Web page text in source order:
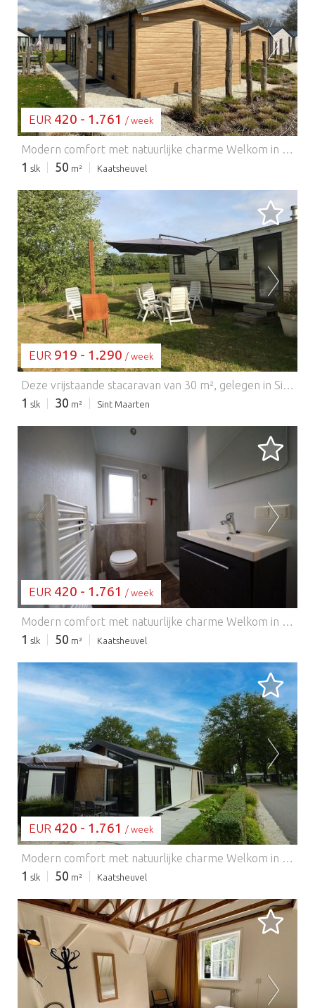
BEZIG MET LADEN...
EUR 420 - 1.761 / week
Modern comfort met natuurlijke charme Welkom in uw gezellige, moderne chalet in het hart van Resort Kaatsheuvel! Deze stijlvolle gelijkvloerse woning biedt een licht interieur, een strakke open keuken met alle benodigdheden – inclusief een vaatwasser en combimagnetron – en een ontspannen woonkamer met een flatscreen-tv. Twee uitnodigende slaapkamers bieden flexibele slaapmogelijkheden voor stellen, vrienden of kleine gezinnen. Buiten kunt u ontspannen op uw privéterras of genieten van maaltijden in de rustige tuin. Centrale parkeergelegenheid en gratis wifi dragen bij aan een zorgeloos verblijf. Loop naar de Efteling, verblijf voor de natuur Op slechts 2 km van het magische pretpark De Efteling is deze woning de perfecte uitvalsbasis voor onvergetelijke avonturen. Ontdek naast de attracties en sprookjes de schilderachtige wandelpaden in Nationaal Park Loonse en Drunense Duinen – ideaal voor lange natuurwandelingen met uw trouwe viervoeter. De omgeving verwelkomt viervoeters, met losloopgebieden en huisdiervriendelijke cafés zoals "Brasserie Woods" en "Het Witte Paard" in de buurt. Of u nu door de duinen wandelt of ontspant in de tuin, dit is een oase van rust voor zowel mens als hond. Eten, plezier en huisdiervriendelijke voorzieningen Zin in lokale smaken? Geniet van huisdiervriendelijke terrassen en hartige Nederlandse gerechten in het gezellige centrum van Kaatsheuvel, op slechts een paar minuten afstand. Probeer "De Molen" voor klassieke pannenkoeken of "Eetcafé Kandinsky" voor een ontspannen sfeer. Terug in het resort vindt u binnen- en buitenzwembaden, terwijl het binnenzwembad perfect is voor een snelle duik. EuroParcs kan voor gasten die in een vakantiehuis verblijven een borgsom vragen vóór aankomst. Na vertrek wordt de accommodatie geïnspecteerd en wordt de borg binnen ongeveer drie weken terugbetaald, mits er geen schade, ontbrekende spullen of overlast wordt geconstateerd. Indien nodig kunnen extra kosten in rekening worden gebracht. Gasten worden vriendelijk verzocht de huisregels te volgen en respect te tonen voor andere gasten om een vlotte terugbetaling te garanderen. Houd er rekening mee dat tijdens grote evenementen en festivals een hogere borgsom kan worden gevraagd.
1 slk 50 m² Kaatsheuvel
BEZIG MET LADEN...
EUR 919 - 1.290 / week
Deze vrijstaande stacaravan van 30 m², gelegen in Sint Maartensvlotbrug, biedt een gezellig en privé toevluchtsoord aan de kust voor maximaal twee personen. Omgeven door een eigen tuin en terras, is de accommodatie ideaal voor stellen die op zoek zijn naar een rustig uitje dicht bij de Nederlandse kust. Honden zijn op aanvraag welkom, waardoor het een uitstekende keuze is voor huisdierbezitters. Het interieur is efficiënt ontworpen om ruimte en comfort te maximaliseren, met een gezellige woon- en eetkamer en een volledig uitgeruste keuken voor gemakkelijk zelf koken. De accommodatie bestaat uit een comfortabele slaapkamer, een moderne badkamer en badlinnen voor extra gemak. Buiten kunnen gasten ontspannen op het privéterras of op warme avonden gebruikmaken van de barbecue. Er is privéparkeergelegenheid direct naast de woning voor gemakkelijke toegang. De accommodatie is gunstig gelegen op slechts 1,5 km van de duinen en het strand, 500 meter van een Spar supermarkt en 700 meter van een lokaal binnenzwembad en sauna. Charmante kustplaatsen zoals Callantsoog en Alkmaar liggen in de buurt voor gemakkelijke dagtripjes.
1 slk 30 m² Sint Maarten
BEZIG MET LADEN...
EUR 420 - 1.761 / week
Modern comfort met natuurlijke charme Welkom in uw gezellige, moderne chalet in het hart van Resort Kaatsheuvel! Deze stijlvolle gelijkvloerse woning biedt een licht interieur, een strakke open keuken met alle benodigdheden – inclusief een vaatwasser en combimagnetron – en een ontspannen woonkamer met een flatscreen-tv. Twee uitnodigende slaapkamers bieden flexibele slaapmogelijkheden voor stellen, vrienden of kleine gezinnen. Buiten kunt u ontspannen op uw privéterras of genieten van maaltijden in de rustige tuin. Centrale parkeergelegenheid en gratis wifi dragen bij aan een zorgeloos verblijf. Loop naar de Efteling, verblijf voor de natuur Op slechts 2 km van het magische pretpark De Efteling is deze woning de perfecte uitvalsbasis voor onvergetelijke avonturen. Ontdek naast de attracties en sprookjes de schilderachtige wandelpaden in Nationaal Park Loonse en Drunense Duinen – ideaal voor lange natuurwandelingen met uw trouwe viervoeter. De omgeving verwelkomt viervoeters, met losloopgebieden en huisdiervriendelijke cafés zoals "Brasserie Woods" en "Het Witte Paard" in de buurt. Of u nu door de duinen wandelt of ontspant in de tuin, dit is een oase van rust voor zowel mens als hond. Eten, plezier en huisdiervriendelijke voorzieningen Zin in lokale smaken? Geniet van huisdiervriendelijke terrassen en hartige Nederlandse gerechten in het gezellige centrum van Kaatsheuvel, op slechts een paar minuten afstand. Probeer "De Molen" voor klassieke pannenkoeken of "Eetcafé Kandinsky" voor een ontspannen sfeer. Terug in het resort vindt u binnen- en buitenzwembaden, terwijl het binnenzwembad perfect is voor een snelle duik. EuroParcs kan voor gasten die in een vakantiehuis verblijven een borgsom vragen vóór aankomst. Na vertrek wordt de accommodatie geïnspecteerd en wordt de borg binnen ongeveer drie weken terugbetaald, mits er geen schade, ontbrekende spullen of overlast wordt geconstateerd. Indien nodig kunnen extra kosten in rekening worden gebracht. Gasten worden vriendelijk verzocht de huisregels te volgen en respect te tonen voor andere gasten om een vlotte terugbetaling te garanderen. Houd er rekening mee dat tijdens grote evenementen en festivals een hogere borgsom kan worden gevraagd.
1 slk 50 m² Kaatsheuvel
BEZIG MET LADEN...
EUR 420 - 1.761 / week
Modern comfort met natuurlijke charme Welkom in uw gezellige, moderne chalet in het hart van Resort Kaatsheuvel! Deze stijlvolle gelijkvloerse woning biedt een licht interieur, een strakke open keuken met alle benodigdheden – inclusief een vaatwasser en combimagnetron – en een ontspannen woonkamer met een flatscreen-tv. Twee uitnodigende slaapkamers bieden flexibele slaapmogelijkheden voor stellen, vrienden of kleine gezinnen. Buiten kunt u ontspannen op uw privéterras of genieten van maaltijden in de rustige tuin. Centrale parkeergelegenheid en gratis wifi dragen bij aan een zorgeloos verblijf. Loop naar de Efteling, verblijf voor de natuur Op slechts 2 km van het magische pretpark De Efteling is deze woning de perfecte uitvalsbasis voor onvergetelijke avonturen. Ontdek naast de attracties en sprookjes de schilderachtige wandelpaden in Nationaal Park Loonse en Drunense Duinen – ideaal voor lange natuurwandelingen met uw trouwe viervoeter. De omgeving verwelkomt viervoeters, met losloopgebieden en huisdiervriendelijke cafés zoals "Brasserie Woods" en "Het Witte Paard" in de buurt. Of u nu door de duinen wandelt of ontspant in de tuin, dit is een oase van rust voor zowel mens als hond. Eten, plezier en huisdiervriendelijke voorzieningen Zin in lokale smaken? Geniet van huisdiervriendelijke terrassen en hartige Nederlandse gerechten in het gezellige centrum van Kaatsheuvel, op slechts een paar minuten afstand. Probeer "De Molen" voor klassieke pannenkoeken of "Eetcafé Kandinsky" voor een ontspannen sfeer. Terug in het resort vindt u binnen- en buitenzwembaden, terwijl het binnenzwembad perfect is voor een snelle duik. EuroParcs kan voor gasten die in een vakantiehuis verblijven een borgsom vragen vóór aankomst. Na vertrek wordt de accommodatie geïnspecteerd en wordt de borg binnen ongeveer drie weken terugbetaald, mits er geen schade, ontbrekende spullen of overlast wordt geconstateerd. Indien nodig kunnen extra kosten in rekening worden gebracht. Gasten worden vriendelijk verzocht de huisregels te volgen en respect te tonen voor andere gasten om een vlotte terugbetaling te garanderen. Houd er rekening mee dat tijdens grote evenementen en festivals een hogere borgsom kan worden gevraagd.
1 slk 50 m² Kaatsheuvel
BEZIG MET LADEN...